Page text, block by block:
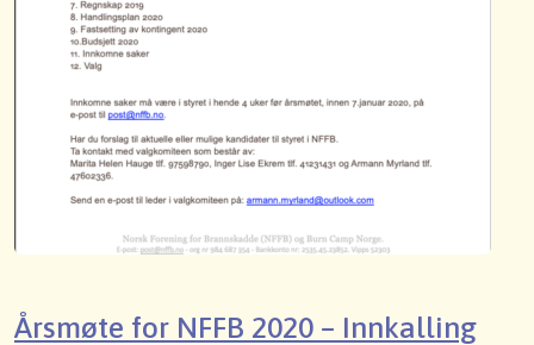
Årsmøte for NFFB 2020 – Innkalling